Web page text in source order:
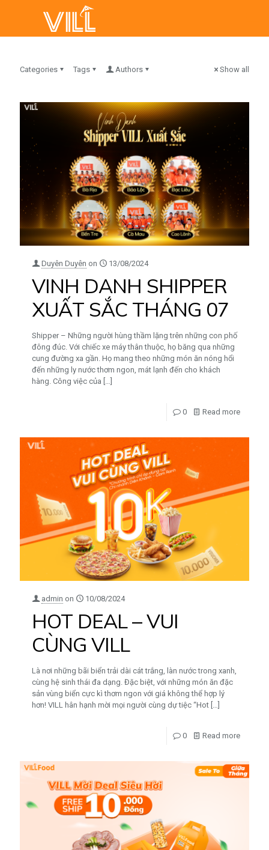
Categories Tags Authors Show all
Duyên Duyên on 13/08/2024
VINH DANH SHIPPER
XUẤT SẮC THÁNG 07
Shipper – Những người hùng thầm lặng trên những con phố
đông đúc. Với chiếc xe máy thân thuộc, họ băng qua những
cung đường xa gần. Họ mang theo những món ăn nóng hổi
đến những ly nước thơm ngon, mát lạnh đến cho khách
hàng. Công việc của
0 Read more
admin on 10/08/2024
HOT DEAL – VUI
CÙNG VILL
Là nơi những bãi biển trải dài cát trắng, làn nước trong xanh,
cùng hệ sinh thái đa dạng. Đặc biệt, với những món ăn đặc
sản vùng biển cực kì thơm ngon với giá không thể hợp lý
hơn! VILL hân hạnh mời mọi người cùng dự tiệc “Hot
0 Read more